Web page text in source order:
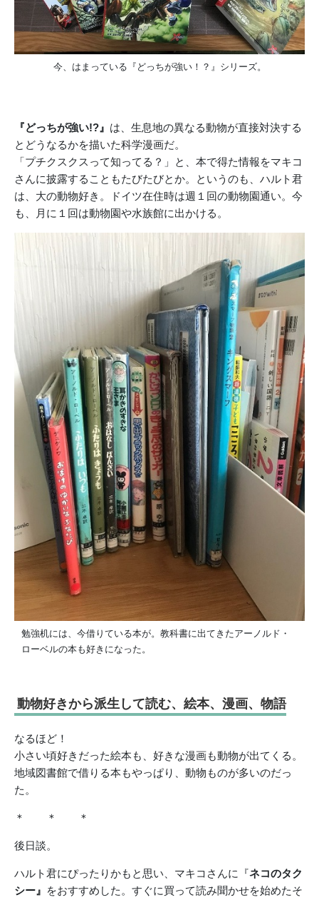
今、はまっている『どっちが強い！？』シリーズ。
『どっちが強い!?』 は、生息地の異なる動物が直接対決する
とどうなるかを描いた科学漫画だ。
「プチクスクスって知ってる？」と、本で得た情報をマキコ
さんに披露することもたびたびとか。というのも、ハルト君
は、大の動物好き。ドイツ在住時は週１回の動物園通い。今
も、月に１回は動物園や水族館に出かける。
勉強机には、今借りている本が。教科書に出てきたアーノルド・
ローベルの本も好きになった。
動物好きから派生して読む、絵本、漫画、物語
なるほど！
小さい頃好きだった絵本も、好きな漫画も動物が出てくる。
地域図書館で借りる本もやっぱり、動物ものが多いのだっ
た。
＊ ＊ ＊
後日談。
ハルト君にぴったりかもと思い、マキコさんに『ネコのタク
シー』 をおすすめした。すぐに買って読み聞かせを始めたそ